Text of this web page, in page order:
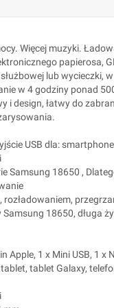
Więcej muzyki.
papierosa,
lub wycieczki,
w 4 godziny ponad
i design, łatwy do
USB dla:
Samsung 18650 ,
18650, długa
Apple, 1 x Mini USB, 1 x
tablet Galaxy,